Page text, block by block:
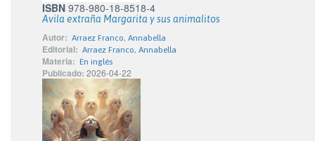
ISBN 978-980-18-8518-4
Avila extraña Margarita y sus animalitos
Autor: Arraez Franco, Annabella
Editorial: Arraez Franco, Annabella
Materia: En inglés
Publicado: 2026-04-22